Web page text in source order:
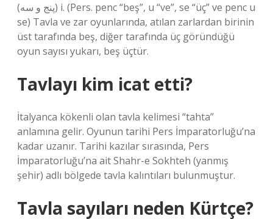
(ﭘﻨﺞ ﻭ ﺳﻪ) i. (Pers. penc “beş”, u “ve”, se “üç” ve penc u
se) Tavla ve zar oyunlarında, atılan zarlardan birinin
üst tarafında beş, diğer tarafında üç göründüğü
oyun sayısı yukarı, beş üçtür.
Tavlayı kim icat etti?
İtalyanca kökenli olan tavla kelimesi “tahta”
anlamına gelir. Oyunun tarihi Pers İmparatorluğu’na
kadar uzanır. Tarihi kazılar sırasında, Pers
İmparatorluğu’na ait Shahr-e Sokhteh (yanmış
şehir) adlı bölgede tavla kalıntıları bulunmuştur.
Tavla sayıları neden Kürtçe?